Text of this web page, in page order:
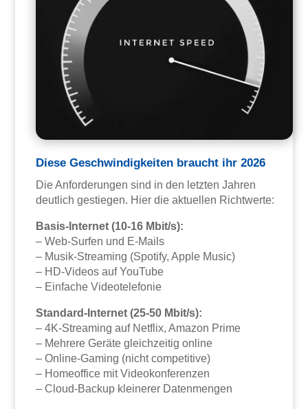
Diese Geschwindigkeiten braucht ihr 2026
Die Anforderungen sind in den letzten Jahren
deutlich gestiegen. Hier die aktuellen Richtwerte:
Basis-Internet (10-16 Mbit/s):
– Web-Surfen und E-Mails
– Musik-Streaming (Spotify, Apple Music)
– HD-Videos auf YouTube
– Einfache Videotelefonie
Standard-Internet (25-50 Mbit/s):
– 4K-Streaming auf Netflix, Amazon Prime
– Mehrere Geräte gleichzeitig online
– Online-Gaming (nicht competitive)
– Homeoffice mit Videokonferenzen
– Cloud-Backup kleinerer Datenmengen